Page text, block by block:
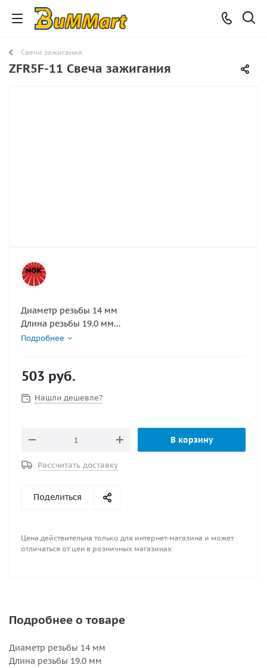
Свечи зажигания
ZFR5F-11 Свеча зажигания
Диаметр резьбы 14 мм
Длина резьбы 19.0 мм
Калильное число 5
резистором
Межэлектродный зазор 1.1 мм
Подробнее
503 руб.
Нашли дешевле?
В корзину
Рассчитать доставку
Поделиться
Цена действительна только для интернет-магазина и может
отличаться от цен в розничных магазинах
Подробнее о товаре
Диаметр резьбы 14 мм
Длина резьбы 19.0 мм